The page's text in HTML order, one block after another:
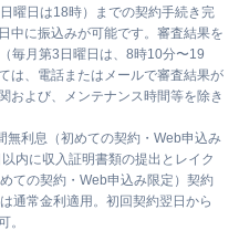
曜日は18時）までの契約手続き完
中に振込みが可能です。審査結果を
毎月第3日曜日は、8時10分〜19
は、電話またはメールで審査結果が
および、メンテナンス時間等を除き
無利息（初めての契約・Web申込み
内に収入証明書類の提出とレイク
ての契約・Web申込み限定）契約
通常金利適用。初回契約翌日から
。